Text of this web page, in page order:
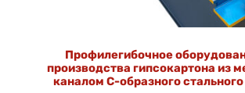
Профилегибочное
производства гипсокартона из
каналом C-образного